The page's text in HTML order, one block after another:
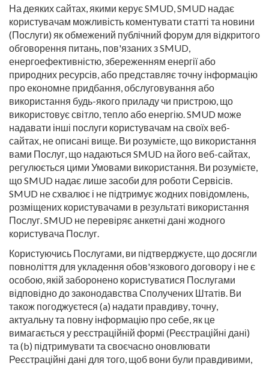
На деяких сайтах, якими керує SMUD, SMUD надає
користувачам можливість коментувати статті та новини
(Послуги) як обмежений публічний форум для відкритого
обговорення питань, пов'язаних з SMUD,
енергоефективністю, збереженням енергії або
природних ресурсів, або представляє точну інформацію
про економне придбання, обслуговування або
використання будь-якого приладу чи пристрою, що
використовує світло, тепло або енергію. SMUD може
надавати інші послуги користувачам на своїх веб-
сайтах, не описані вище. Ви розумієте, що використання
вами Послуг, що надаються SMUD на його веб-сайтах,
регулюється цими Умовами використання. Ви розумієте,
що SMUD надає лише засоби для роботи Сервісів.
SMUD не схвалює і не підтримує жодних повідомлень,
розміщених користувачами в результаті використання
Послуг. SMUD не перевіряє анкетні дані жодного
користувача Послуг.
Користуючись Послугами, ви підтверджуєте, що досягли
повноліття для укладення обов'язкового договору і не є
особою, якій заборонено користуватися Послугами
відповідно до законодавства Сполучених Штатів. Ви
також погоджуєтеся (a) надати правдиву, точну,
актуальну та повну інформацію про себе, як це
вимагається у реєстраційній формі (Реєстраційні дані)
та (b) підтримувати та своєчасно оновлювати
Реєстраційні дані для того, щоб вони були правдивими,